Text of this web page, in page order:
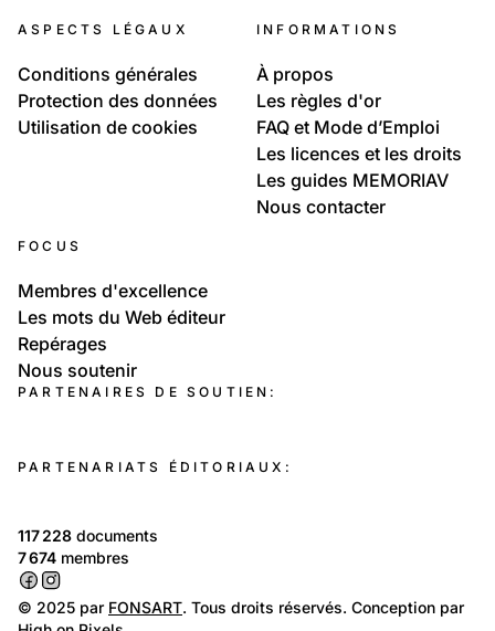
ASPECTS LÉGAUX
Conditions générales
Protection des données
Utilisation de cookies
INFORMATIONS
À propos
Les règles d'or
FAQ et Mode d’Emploi
Les licences et les droits
Les guides MEMORIAV
Nous contacter
FOCUS
Membres d'excellence
Les mots du Web éditeur
Repérages
Nous soutenir
PARTENAIRES DE SOUTIEN:
PARTENARIATS ÉDITORIAUX:
117 228 documents
7 674 membres
© 2025 par FONSART. Tous droits réservés. Conception par